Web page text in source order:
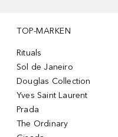
TOP-MARKEN
Rituals
Sol de Janeiro
Douglas Collection
Yves Saint Laurent
Prada
The Ordinary